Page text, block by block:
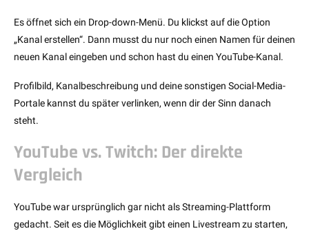
Es öffnet sich ein Drop-down-Menü. Du klickst auf die Option
„Kanal erstellen“. Dann musst du nur noch einen Namen für deinen
neuen Kanal eingeben und schon hast du einen YouTube-Kanal.
Profilbild, Kanalbeschreibung und deine sonstigen Social-Media-
Portale kannst du später verlinken, wenn dir der Sinn danach
steht.
YouTube vs. Twitch: Der direkte
Vergleich
YouTube war ursprünglich gar nicht als Streaming-Plattform
gedacht. Seit es die Möglichkeit gibt einen Livestream zu starten,